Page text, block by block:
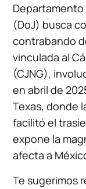
(DoJ) busca
contrabando
vinculada al
(CJNG),
en abril de
Texas, donde
facilitó el
expone la
afecta a
Te sugerimos